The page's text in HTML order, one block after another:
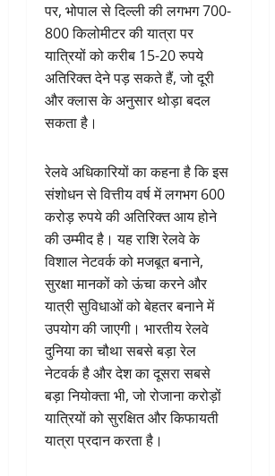
पर, भोपाल से दिल्ली की लगभग 700-
800 किलोमीटर की यात्रा पर
यात्रियों को करीब 15-20 रुपये
अतिरिक्त देने पड़ सकते हैं, जो दूरी
और क्लास के अनुसार थोड़ा बदल
सकता है।
रेलवे अधिकारियों का कहना है कि इस
संशोधन से वित्तीय वर्ष में लगभग 600
करोड़ रुपये की अतिरिक्त आय होने
की उम्मीद है। यह राशि रेलवे के
विशाल नेटवर्क को मजबूत बनाने,
सुरक्षा मानकों को ऊंचा करने और
यात्री सुविधाओं को बेहतर बनाने में
उपयोग की जाएगी। भारतीय रेलवे
दुनिया का चौथा सबसे बड़ा रेल
नेटवर्क है और देश का दूसरा सबसे
बड़ा नियोक्ता भी, जो रोजाना करोड़ों
यात्रियों को सुरक्षित और किफायती
यात्रा प्रदान करता है।